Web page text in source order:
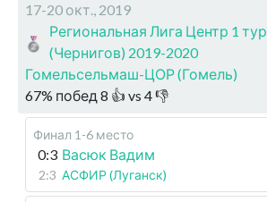
17-20 окт., 2019
Региональная Лига Центр 1 тур
(Чернигов) 2019-2020
Гомельсельмаш-ЦОР (Гомель)
67% побед 8 👍 vs 4👎
Финал 1-6 место
0:3 Васюк Вадим
2:3 АСФИР (Луганск)